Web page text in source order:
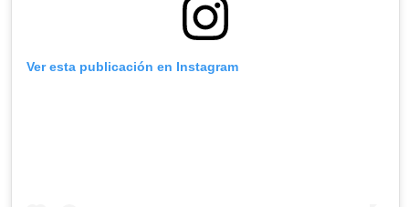
Ver esta publicación en Instagram